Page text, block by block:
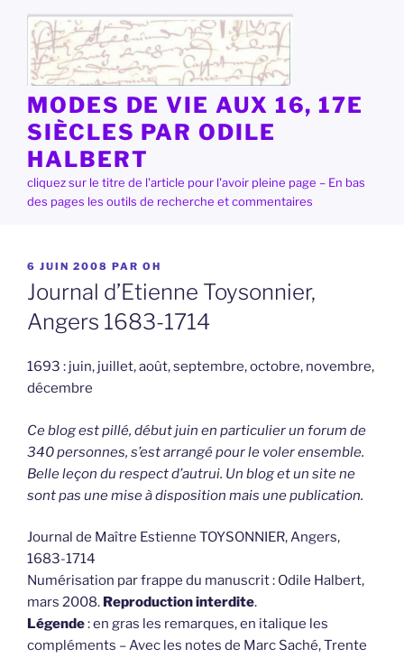
contenu
principal
MODES DE VIE AUX 16, 17E
SIÈCLES PAR ODILE
HALBERT
cliquez sur le titre de l'article pour l'avoir pleine page – En bas
des pages les outils de recherche et commentaires
PUBLIÉ
LE
6 JUIN 2008 PAR OH
Journal d’Etienne Toysonnier,
Angers 1683-1714
1693 : juin, juillet, août, septembre, octobre, novembre,
décembre
Ce blog est pillé, début juin en particulier un forum de
340 personnes, s’est arrangé pour le voler ensemble.
Belle leçon du respect d’autrui. Un blog et un site ne
sont pas une mise à disposition mais une publication.
Journal de Maître Estienne TOYSONNIER, Angers,
1683-1714
Numérisation par frappe du manuscrit : Odile Halbert,
mars 2008. Reproduction interdite.
Légende: en gras les remarques, en italique les
compléments – Avec les notes de Marc Saché, Trente